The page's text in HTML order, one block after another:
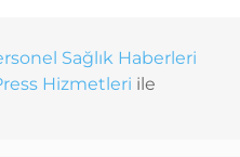
Sağlık Haberleri
Hizmetleri ile